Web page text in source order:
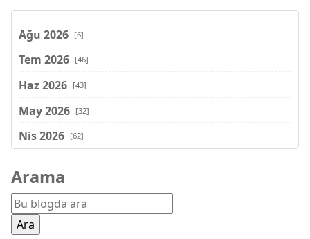
Ağu 2026 [6]
Tem 2026 [46]
Haz 2026 [43]
May 2026 [32]
Nis 2026 [62]
Şub 2026
Oca 2026 [72]
Arama